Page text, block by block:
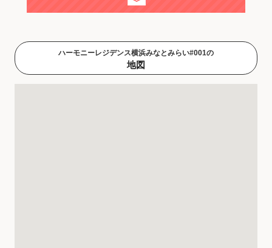
ハーモニーレジデンス横浜みなとみらい#001の
地図